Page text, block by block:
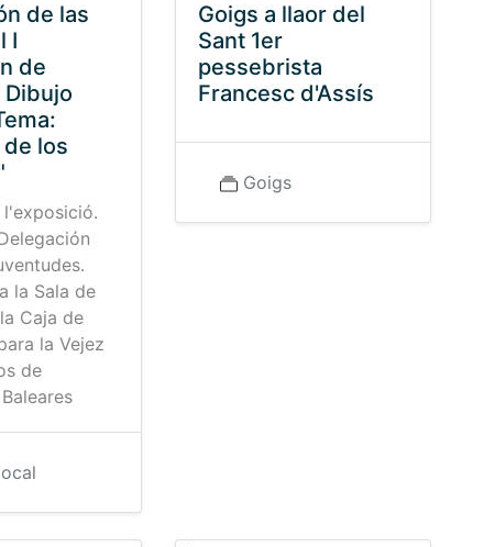
de las
I
de
Dibujo
de los
la Sala de
Caja de
la Vejez
de
Goigs a llaor del
Sant 1er
pessebrista
Francesc d'Assís
Goigs